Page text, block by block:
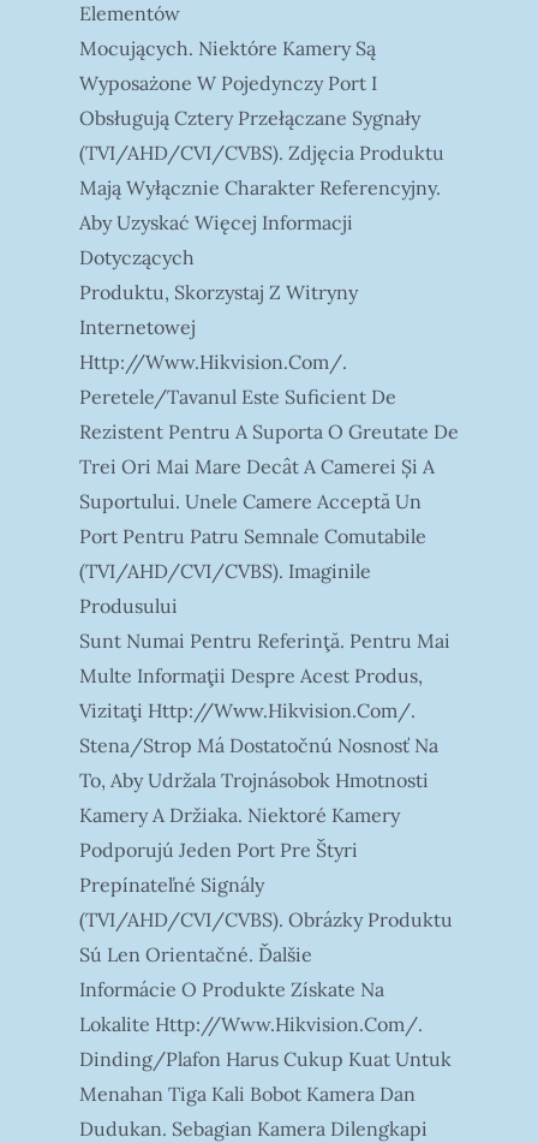
Elementów
Mocujących. Niektóre Kamery Są
Wyposażone W Pojedynczy Port I
Obsługują Cztery Przełączane Sygnały
(TVI/AHD/CVI/CVBS). Zdjęcia Produktu
Mają Wyłącznie Charakter Referencyjny.
Aby Uzyskać Więcej Informacji
Dotyczących
Produktu, Skorzystaj Z Witryny
Internetowej
Http://www.hikvision.com/.
Peretele/tavanul Este Suficient De
Rezistent Pentru A Suporta O Greutate De
Trei Ori Mai Mare Decât A Camerei Și A
Suportului. Unele Camere Acceptă Un
Port Pentru Patru Semnale Comutabile
(TVI/AHD/CVI/CVBS). Imaginile
Produsului
Sunt Numai Pentru Referinţă. Pentru Mai
Multe Informaţii Despre Acest Produs,
Vizitaţi Http://www.hikvision.com/.
Stena/strop Má Dostatočnú Nosnosť Na
To, Aby Udržala Trojnásobok Hmotnosti
Kamery A Držiaka. Niektoré Kamery
Podporujú Jeden Port Pre Štyri
Prepínateľné Signály
(TVI/AHD/CVI/CVBS). Obrázky Produktu
Sú Len Orientačné. Ďalšie
Informácie O Produkte Získate Na
Lokalite Http://www.hikvision.com/.
Dinding/plafon Harus Cukup Kuat Untuk
Menahan Tiga Kali Bobot Kamera Dan
Dudukan. Sebagian Kamera Dilengkapi